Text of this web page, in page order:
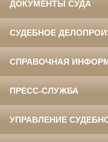
ДОКУМЕНТЫ СУДА
СУДЕБНОЕ
СПРАВОЧНАЯ
ПРЕСС-СЛУЖБА
УПРАВЛЕНИЕ